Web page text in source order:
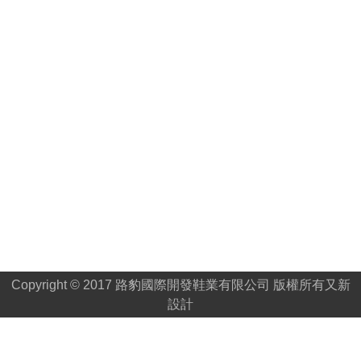
Copyright © 2017 路豹國際開發鞋業有限公司 版權所有又新
設計